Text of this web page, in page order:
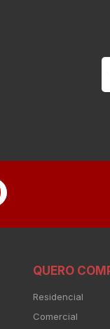
QUERO
Residencial
Comercial